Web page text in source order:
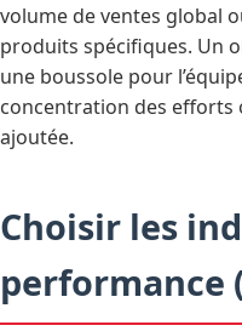
volume de ventes global
produits spécifiques. Un
une boussole pour
concentration des efforts
ajoutée.
Choisir les
performance